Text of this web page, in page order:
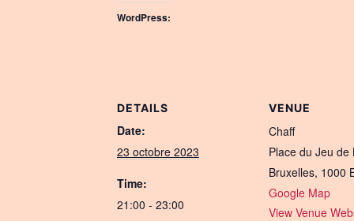
WordPress:
DETAILS
Date:
23 octobre 2023
Time:
21:00 - 23:00
VENUE
Chaff
Place du Jeu de
Bruxelles, 1000
Google Map
View Venue